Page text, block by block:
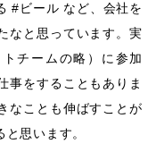
#ビール など、会社を
なと思っています。実
チームの略）に参加
事をすることもありま
なことも伸ばすことが
思います。